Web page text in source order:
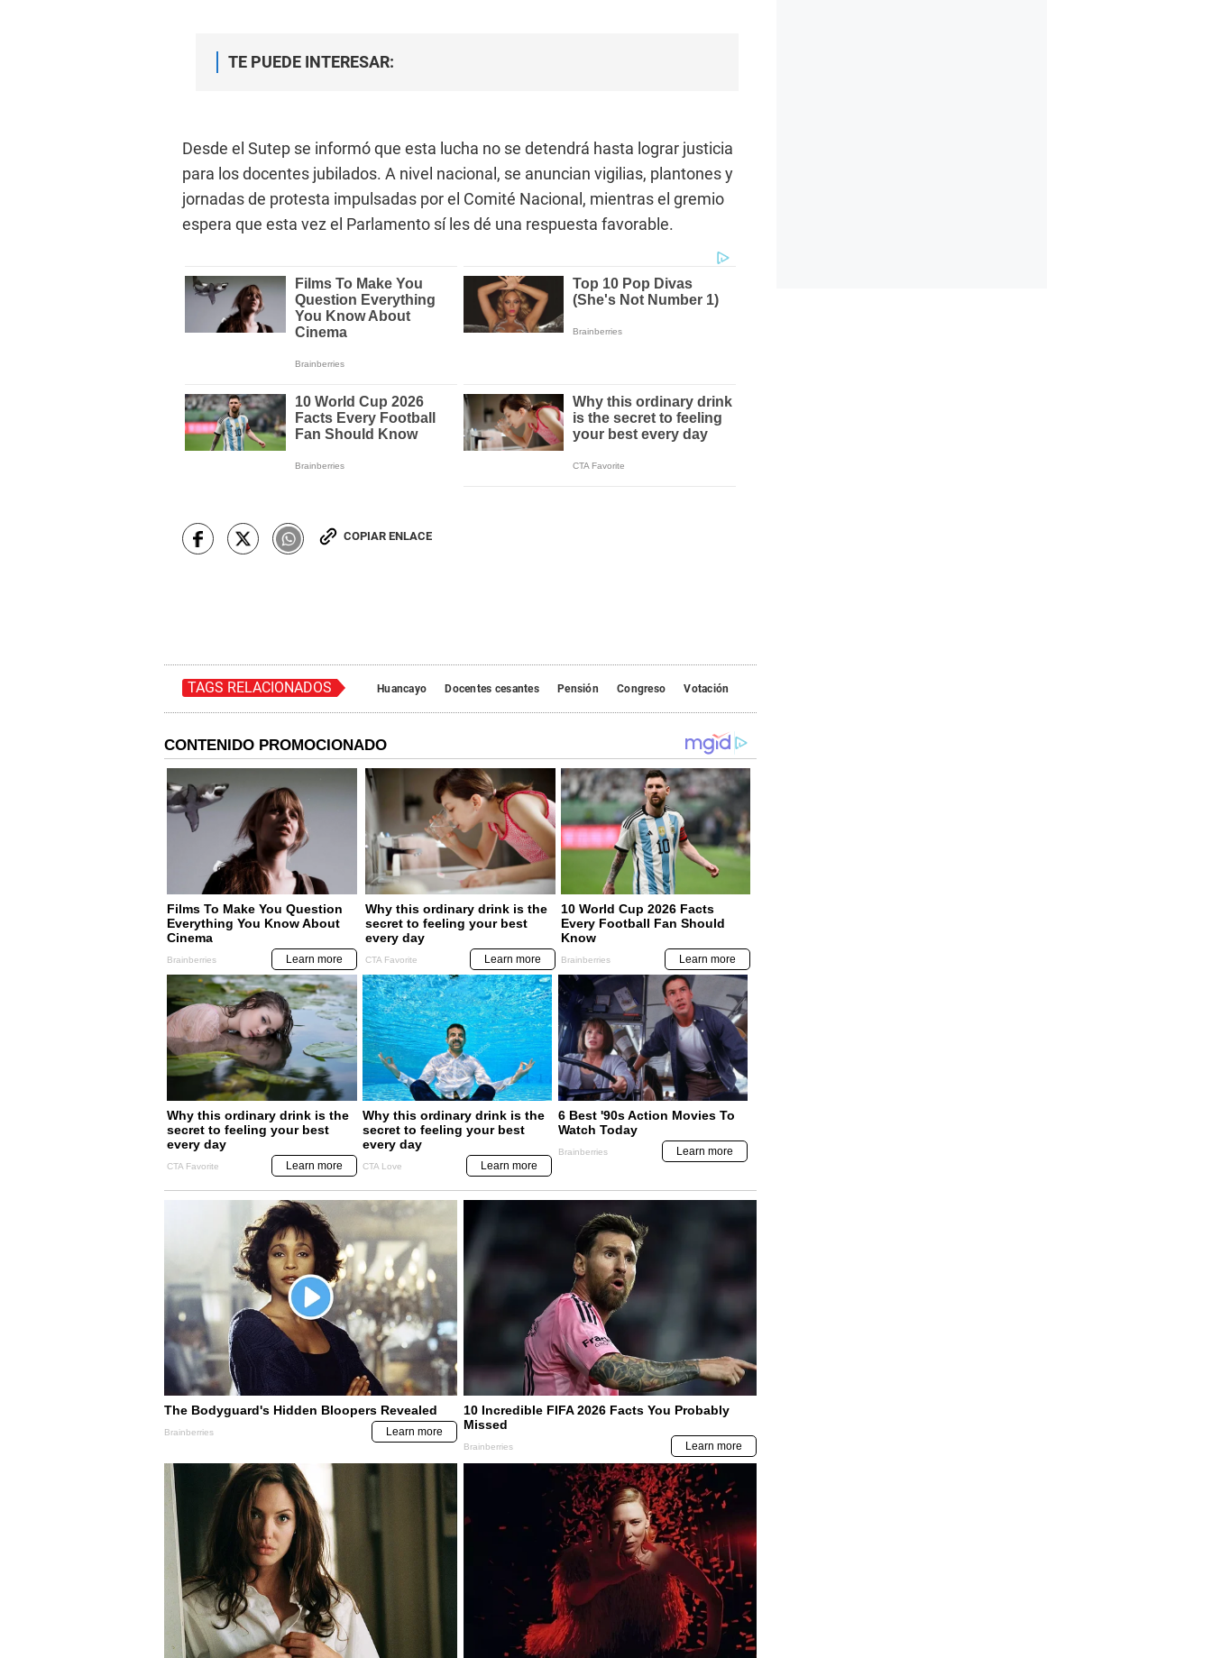
TE PUEDE INTERESAR:
Desde el Sutep se informó que esta lucha no se detendrá hasta lograr justicia
para los docentes jubilados. A nivel nacional, se anuncian vigilias, plantones y
jornadas de protesta impulsadas por el Comité Nacional, mientras el gremio
espera que esta vez el Parlamento sí les dé una respuesta favorable.
COPIAR ENLACE
TAGS RELACIONADOS Huancayo Docentes cesantes Pensión Congreso Votación